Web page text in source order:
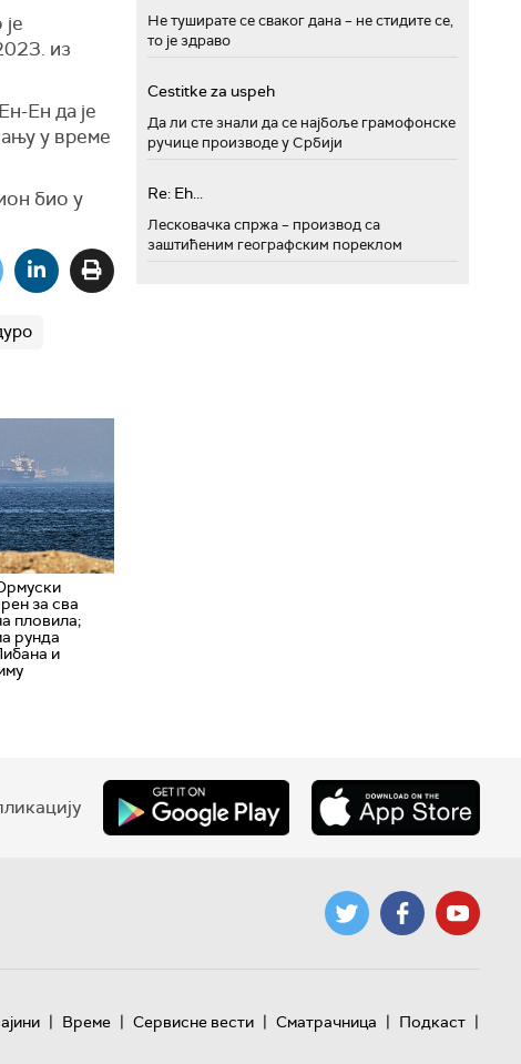
из
Ен да је
у време
био у
за сва
пловила;
рунда
и
Не туширате се сваког дана – не стидите се,
то је здраво
Cestitke za uspeh
Да ли сте знали да се најбоље грамофонске
ручице производе у Србији
Re: Eh...
Лесковачка спржа – производ са
заштићеним географским пореклом
| Време | Сервисне вести | Сматрачница | Подкаст |